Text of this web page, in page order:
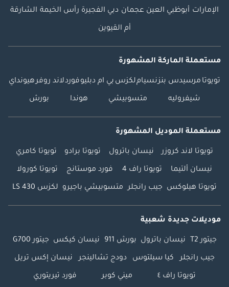
الإمارات أبوظبي العين عجمان دبي الفجيرة رأس الخيمة الشارقة
أم القيوين
مستعملة الماركة المشهورة
تويوتا مرسيدس بنزنسياملكزس بي ام دبليوفوردلاند روفرهيونداي
شيفروليه متسوبيشي هوندا بورش
مستعملة الموديل المشهورة
تويوتا لاند كروزر نيسان باترول تويوتا برادو تويوتا كامري
نيسان ألتيما تويوتا راف 4 فورد موستانج تويوتا كورولا
تويوتا هيلوكس جيب رانجلر متسوبيشي باجيرو لكزس LS 430
موديلات جديدة شعبية
جيتور T2 نيسان باترول بورش 911 نيسان كيكس جيتور G700
جيب رانجلر كيا سيلتوس دودج تشالينجر نيسان إكس تريل
تويوتا راف ٤ ميني كوبر فورد تيريتوري